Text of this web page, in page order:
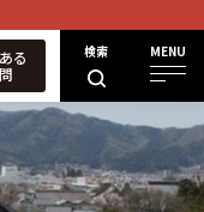
検索 MENU
る